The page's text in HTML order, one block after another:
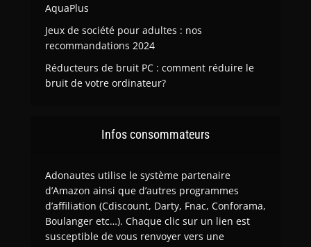
AquaPlus
Jeux de société pour adultes : nos
recommandations 2024
Réducteurs de bruit PC : comment réduire le
bruit de votre ordinateur?
Infos consommateurs
Adonautes utilise le système partenaire
d’Amazon ainsi que d’autres programmes
d’affiliation (Cdiscount, Darty, Fnac, Conforama,
Boulanger etc…). Chaque clic sur un lien est
susceptible de vous renvoyer vers une